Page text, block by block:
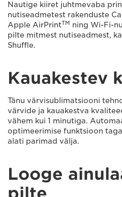
Nautige kiiret juhtmevaba
nutiseadmetest rakenduste
Apple AirPrintTM ning Wi-Fi-
pilte mitmest nutiseadmest,
Shuffle.
Kauakestev
Tänu värvisublimatsiooni
värvide ja kauakestva
vähem kui 1 minutiga.
optimeerimise funktsioon
alati parimad välja.
Looge